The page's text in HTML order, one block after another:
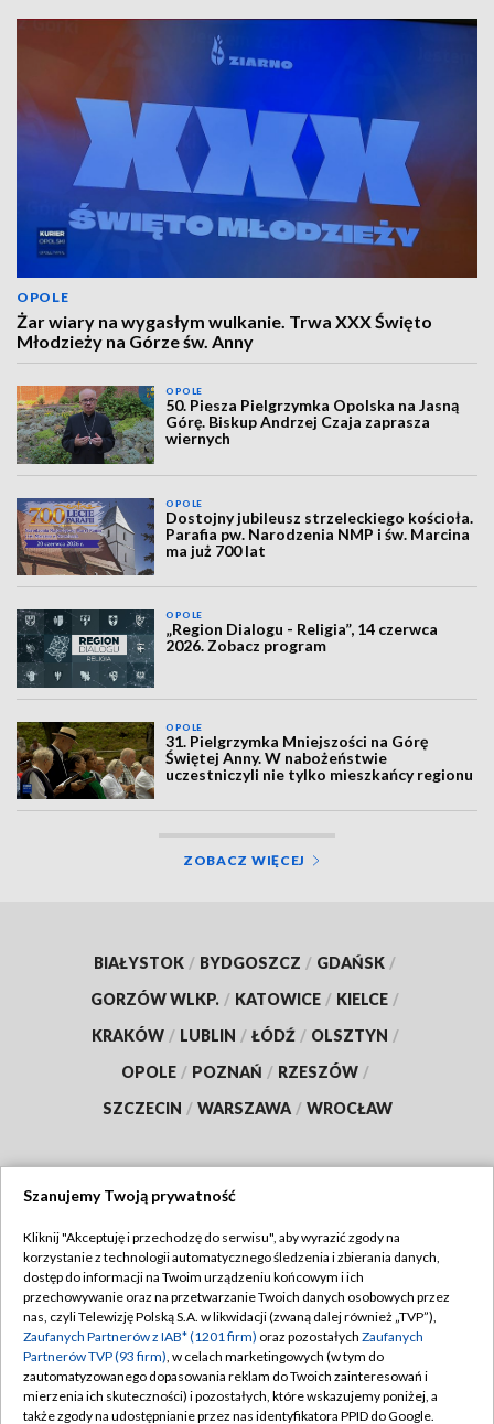
OPOLE
Żar wiary na wygasłym wulkanie. Trwa XXX Święto
Młodzieży na Górze św. Anny
OPOLE
50. Piesza Pielgrzymka Opolska na Jasną
Górę. Biskup Andrzej Czaja zaprasza
wiernych
OPOLE
Dostojny jubileusz strzeleckiego kościoła.
Parafia pw. Narodzenia NMP i św. Marcina
ma już 700 lat
OPOLE
„Region Dialogu - Religia”, 14 czerwca
2026. Zobacz program
OPOLE
31. Pielgrzymka Mniejszości na Górę
Świętej Anny. W nabożeństwie
uczestniczyli nie tylko mieszkańcy regionu
ZOBACZ WIĘCEJ
BIAŁYSTOK / BYDGOSZCZ / GDAŃSK /
GORZÓW WLKP. / KATOWICE / KIELCE /
KRAKÓW / LUBLIN / ŁÓDŹ / OLSZTYN /
OPOLE / POZNAŃ / RZESZÓW /
SZCZECIN / WARSZAWA / WROCŁAW
TVP
Abonament TVP
Emisja w TVP
Centrum informacji TVP
Naziemna Telewizja Cyfrowa
Regulamin TVP
Polityka prywatności
Moje zgody
Pomoc
Szanujemy Twoją prywatność
Kliknij "Akceptuję i przechodzę do serwisu", aby wyrazić zgody na
korzystanie z technologii automatycznego śledzenia i zbierania danych,
dostęp do informacji na Twoim urządzeniu końcowym i ich
przechowywanie oraz na przetwarzanie Twoich danych osobowych przez
nas, czyli Telewizję Polską S.A. w likwidacji (zwaną dalej również „TVP”),
Zaufanych Partnerów z IAB* (1201 firm) oraz pozostałych Zaufanych
Partnerów TVP (93 firm), w celach marketingowych (w tym do
zautomatyzowanego dopasowania reklam do Twoich zainteresowań i
mierzenia ich skuteczności) i pozostałych, które wskazujemy poniżej, a
także zgody na udostępnianie przez nas identyfikatora PPID do Google.